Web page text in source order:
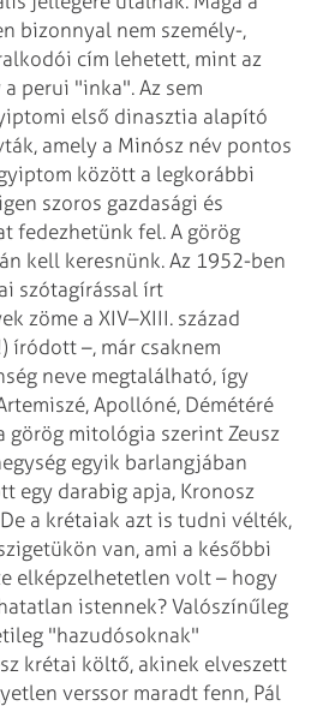
bizonnyal nem személy-,
cím lehetett, mint az
perui "inka". Az sem
első dinasztia alapító
amely a Minósz név pontos
között a legkorábbi
szoros gazdasági és
fedezhetünk fel. A görög
kell keresnünk. Az 1952-ben
szótagírással írt
zöme a XIV–XIII. század
íródott –, már csaknem
neve megtalálható, így
Apollóné, Démétéré
görög mitológia szerint Zeusz
egyik barlangjában
egy darabig apja, Kronosz
a krétaiak azt is tudni vélték,
van, ami a későbbi
elképzelhetetlen volt – hogy
istennek? Valószínűleg
"hazudósoknak"
krétai költő, akinek elveszett
verssor maradt fenn, Pál